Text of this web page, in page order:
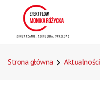
Strona główna Aktualności